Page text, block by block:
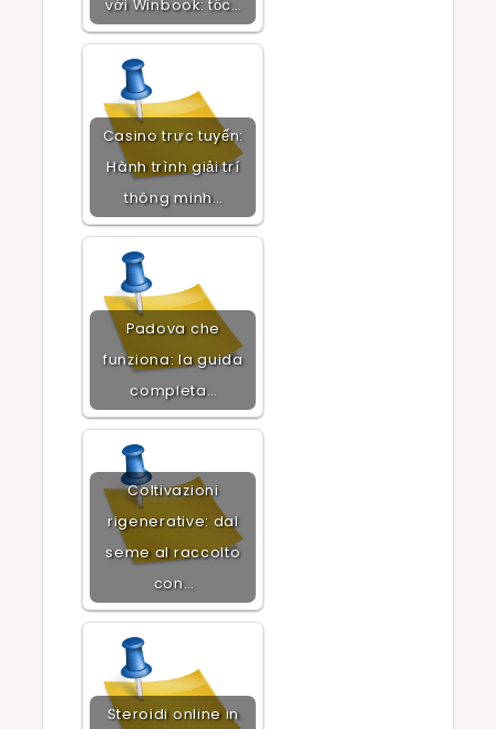
với Winbook: tốc…
Casino trực tuyến:
Hành trình giải trí
thông minh…
Padova che
funziona: la guida
completa…
Coltivazioni
rigenerative: dal
seme al raccolto
con…
Steroidi online in